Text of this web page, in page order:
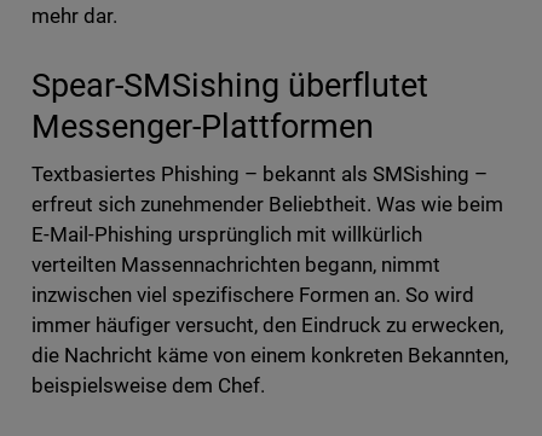
mehr dar.
Spear-SMSishing überflutet
Messenger-Plattformen
Textbasiertes Phishing – bekannt als SMSishing –
erfreut sich zunehmender Beliebtheit. Was wie beim
E-Mail-Phishing ursprünglich mit willkürlich
verteilten Massennachrichten begann, nimmt
inzwischen viel spezifischere Formen an. So wird
immer häufiger versucht, den Eindruck zu erwecken,
die Nachricht käme von einem konkreten Bekannten,
beispielsweise dem Chef.